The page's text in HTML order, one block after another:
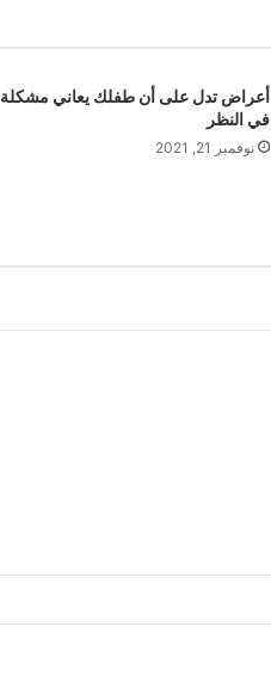
أعراض تدل على أن طفلك يعاني مشكلة
في النظر
نوفمبر 21, 2021